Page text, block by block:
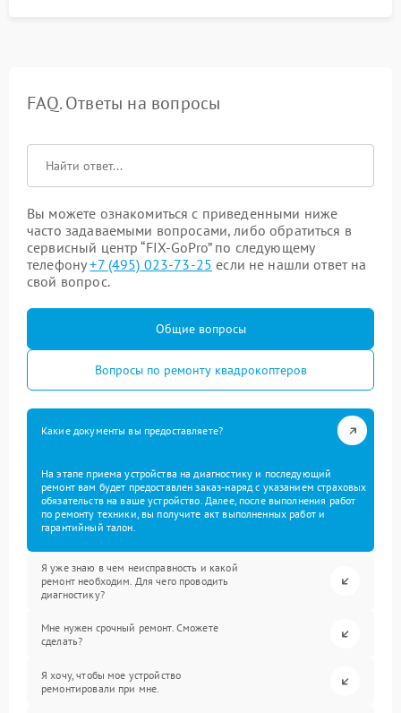
FAQ. Ответы на вопросы
Вы можете ознакомиться с приведенными ниже
часто задаваемыми вопросами, либо обратиться в
сервисный центр “FIX-GoPro” по следующему
телефону+7 (495) 023-73-25 если не нашли ответ на
свой вопрос.
Общие вопросы
Вопросы по ремонту квадрокоптеров
Какие документы вы предоставляете?
На этапе приема устройства на диагностику и последующий
ремонт вам будет предоставлен заказ-наряд с указанием страховых
обязательств на ваше устройство. Далее, после выполнения работ
по ремонту техники, вы получите акт выполненных работ и
гарантийный талон.
Я уже знаю в чем неисправность и какой
ремонт необходим. Для чего проводить
диагностику?
Мне нужен срочный ремонт. Сможете
сделать?
Я хочу, чтобы мое устройство
ремонтировали при мне.